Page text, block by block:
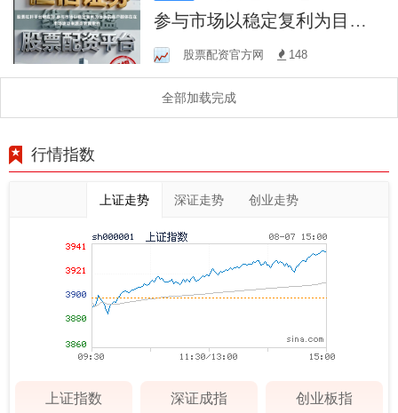
参与市场以稳定复利为目标
的账户群体在在市场波动来
源高度离散的
股票配资官方网 148
全部加载完成
行情指数
上证走势 深证走势 创业走势
上证指数 深证成指 创业板指